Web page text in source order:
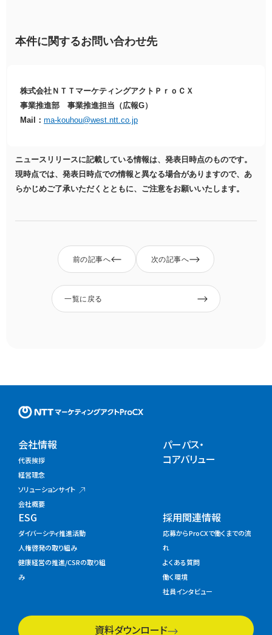
本件に関するお問い合わせ先
株式会社ＮＴＴマーケティングアクトＰｒｏＣＸ
事業推進部 事業推進担当（広報G）
Mail： ma-kouhou@west.ntt.co.jp
ニュースリリースに記載している情報は、発表日時点のものです。
現時点では、発表日時点での情報と異なる場合がありますので、あ
らかじめご了承いただくとともに、ご注意をお願いいたします。
前の記事へ 次の記事へ
一覧に戻る
NTTマーケティングアクト
会社情報
代表挨拶
経営理念
ソリューションサイト
会社概要
パーパス・
コアバリュー
ESG
ダイバーシティ推進活動
人権啓発の取り組み
健康経営の推進/CSRの取り組
み
採用関連情報
応募からProCXで働くまでの流
れ
よくある質問
働く環境
社員インタビュー
資料ダウンロード